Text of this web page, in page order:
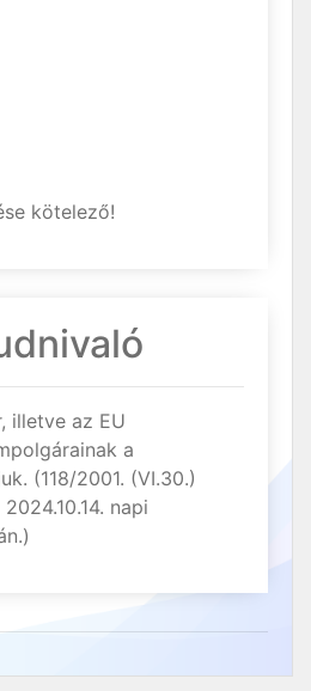
kötelező!
illetve az EU
a
(118/2001. (VI.30.)
napi